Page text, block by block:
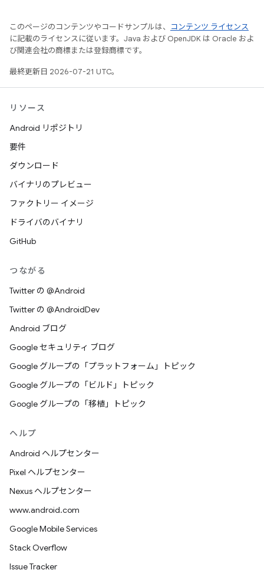
このページのコンテンツやコードサンプルは、
コンテンツ ライセンス
に記載のライセンスに従います。Java および OpenJDK は Oracle およ
び関連会社の商標または登録商標です。
最終更新日 2026-07-21 UTC。
リソース
Android リポジトリ
要件
ダウンロード
バイナリのプレビュー
ファクトリー イメージ
ドライバのバイナリ
GitHub
つながる
Twitter の @Android
Twitter の @AndroidDev
Android ブログ
Google セキュリティ ブログ
Google グループの「プラットフォーム」トピック
Google グループの「ビルド」トピック
Google グループの「移植」トピック
ヘルプ
Android ヘルプセンター
Pixel ヘルプセンター
Nexus ヘルプセンター
www.android.com
Google Mobile Services
Stack Overflow
Issue Tracker